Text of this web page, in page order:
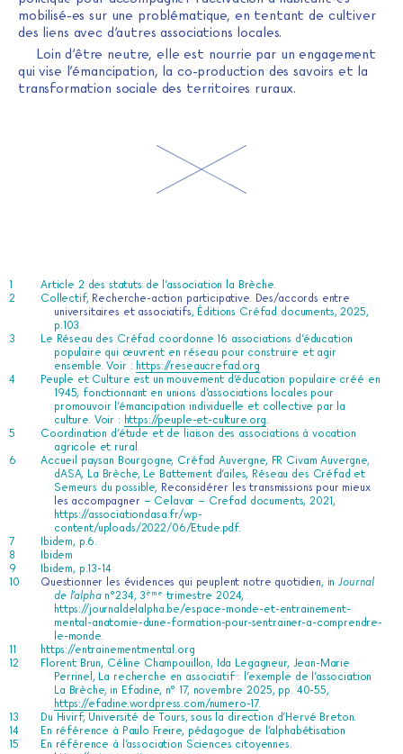
mobilisé-es sur une problématique, en tentant de cultiver
des liens avec d’autres associations locales.
Loin d’être neutre, elle est nourrie par un engagement
qui vise l’émancipation, la co-production des savoirs et la
transformation sociale des territoires ruraux.
Article 2 des statuts de l’association la Brèche.
Collectif, Recherche-action participative. Des/accords entre
universitaires et associatifs, Éditions Créfad documents, 2025,
p.103.
Le Réseau des Créfad coordonne 16 associations d’éducation
populaire qui œuvrent en réseau pour construire et agir
ensemble. Voir : https://reseaucrefad.org
Peuple et Culture est un mouvement d’éducation populaire créé en
1945, fonctionnant en unions d’associations locales pour
promouvoir l’émancipation individuelle et collective par la
culture. Voir : https://peuple-et-culture.org.
Coordination d’étude et de liaison des associations à vocation
agricole et rural.
Accueil paysan Bourgogne, Créfad Auvergne, FR Civam Auvergne,
dASA, La Brèche, Le Battement d’ailes, Réseau des Créfad et
Semeurs du possible, Reconsidérer les transmissions pour mieux
les accompagner – Celavar – Crefad documents, 2021,
https://associationdasa.fr/wp-
content/uploads/2022/06/Etude.pdf.
Ibidem, p.6.
Ibidem
Ibidem, p.13-14
Questionner les évidences qui peuplent notre quotidien, inJournal
de l’alphan°234, 3ème trimestre 2024,
https://journaldelalpha.be/espace-monde-et-entrainement-
mental-anatomie-dune-formation-pour-sentrainer-a-comprendre-
le-monde.
https://entrainementmental.org
Florent Brun, Céline Champouillon, Ida Legagneur, Jean-Marie
Perrinel, La recherche en associatif : l’exemple de l’association
La Brèche, in Efadine, n° 17, novembre 2025, pp. 40-55,
https://efadine.wordpress.com/numero-17.
Du Hivirf, Université de Tours, sous la direction d’Hervé Breton.
En référence à Paulo Freire, pédagogue de l’alphabétisation
En référence à l’association Sciences citoyennes.